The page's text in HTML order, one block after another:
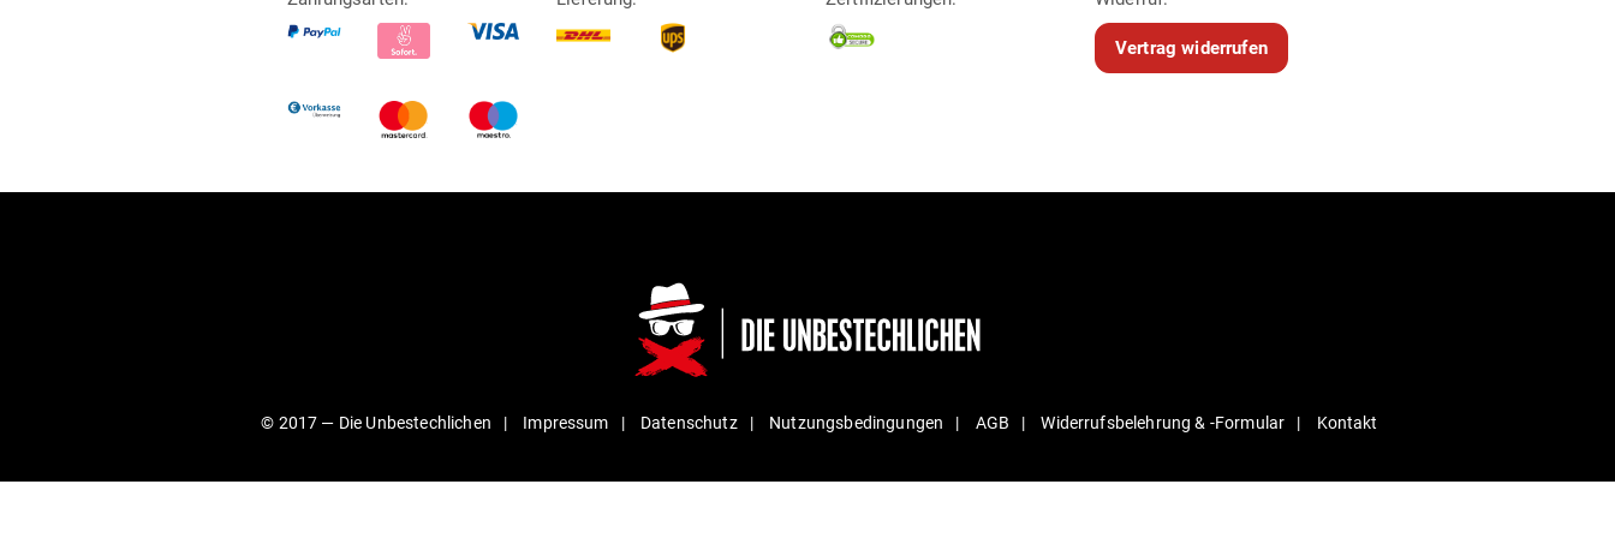
Vertrag widerrufen
© 2017 — Die Unbestechlichen Impressum Daten­schutz Nut­zungs­be­din­gungen AGB Wider­rufs­be­lehrung & ‑For­mular Kontakt